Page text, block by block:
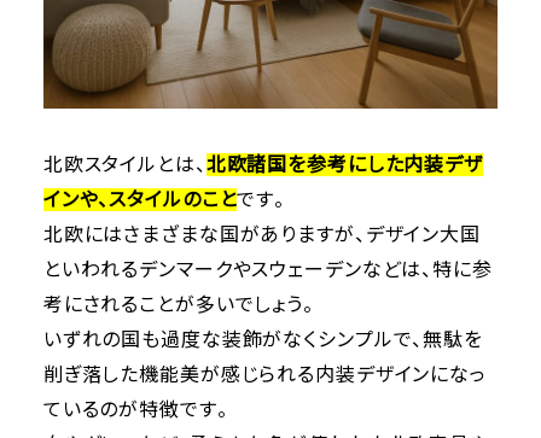
北欧スタイルとは、北欧諸国を参考にした内装デザ
インや、スタイルのことです。
北欧にはさまざまな国がありますが、デザイン大国
といわれるデンマークやスウェーデンなどは、特に参
考にされることが多いでしょう。
いずれの国も過度な装飾がなくシンプルで、無駄を
削ぎ落した機能美が感じられる内装デザインになっ
ているのが特徴です。